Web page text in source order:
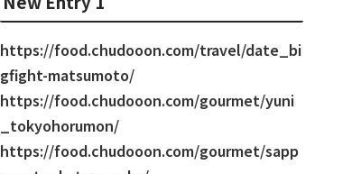
https://food.chudooon.com/travel/date_bi
gfight-matsumoto/
https://food.chudooon.com/gourmet/yuni
_tokyohorumon/
https://food.chudooon.com/gourmet/sapp